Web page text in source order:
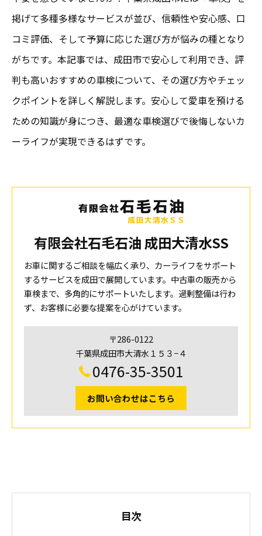
掲げて多種多様なサービスが並び、信頼性や安心感、口
コミ評価、そして予算に応じた選び方が悩みの種となり
がちです。本記事では、成田市で安心して利用でき、評
判も高いおすすめの車検について、その選び方やチェッ
クポイントを詳しく解説します。安心して愛車を預ける
ための知識が身につき、最適な車検選びで後悔しないカ
ーライフが実現できるはずです。
有限会社石毛石油 成田大清水SS
お車に関するご相談を幅広く承り、カーライフをサポート
するサービスを成田で展開しています。中古車の販売から
車検まで、多角的にサポートいたします。過剰整備は行わ
ず、お客様に必要な提案を心がけています。
〒286-0122
千葉県成田市大清水１５３−４
0476-35-3501
お問い合わせはこちら
目次